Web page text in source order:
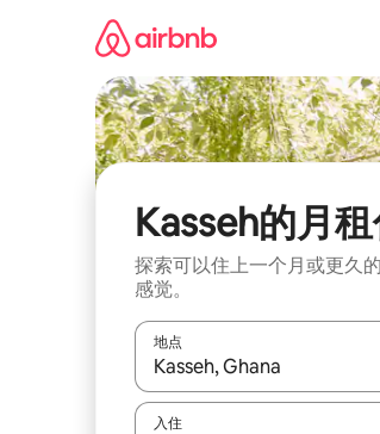
Kasseh的月
探索可以住上一个月或更久
感觉。
地点
如有搜索结果，请使用上下方
入住